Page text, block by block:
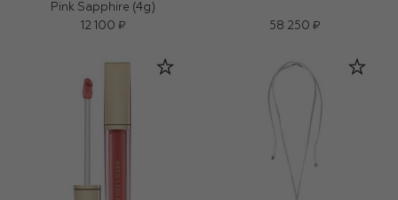
Pink Sapphire (4g)
12 100 ₽
58 250 ₽